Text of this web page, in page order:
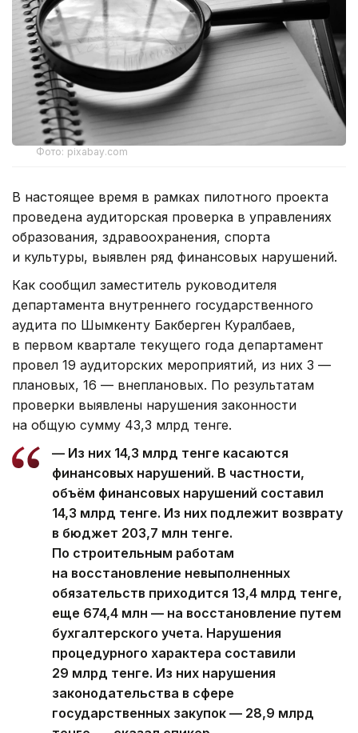
Фото: pixabay.com
В настоящее время в рамках пилотного проекта
проведена аудиторская проверка в управлениях
образования, здравоохранения, спорта
и культуры, выявлен ряд финансовых нарушений.
Как сообщил заместитель руководителя
департамента внутреннего государственного
аудита по Шымкенту Бакберген Куралбаев,
в первом квартале текущего года департамент
провел 19 аудиторских мероприятий, из них 3 —
плановых, 16 — внеплановых. По результатам
проверки выявлены нарушения законности
на общую сумму 43,3 млрд тенге.
— Из них 14,3 млрд тенге касаются
финансовых нарушений. В частности,
объём финансовых нарушений составил
14,3 млрд тенге. Из них подлежит возврату
в бюджет 203,7 млн тенге.
По строительным работам
на восстановление невыполненных
обязательств приходится 13,4 млрд тенге,
еще 674,4 млн — на восстановление путем
бухгалтерского учета. Нарушения
процедурного характера составили
29 млрд тенге. Из них нарушения
законодательства в сфере
государственных закупок — 28,9 млрд